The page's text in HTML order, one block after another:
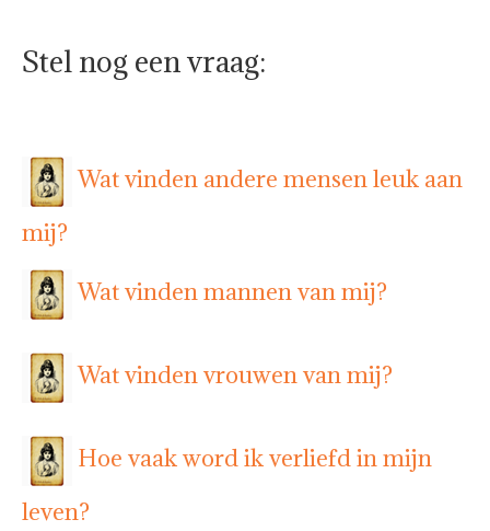
Stel nog een vraag:
Wat vinden andere mensen leuk aan
mij?
Wat vinden mannen van mij?
Wat vinden vrouwen van mij?
Hoe vaak word ik verliefd in mijn
leven?